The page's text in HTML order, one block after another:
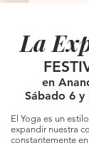
La
en
Sábado 6
El Yoga es un
expandir nuestra
constantemente